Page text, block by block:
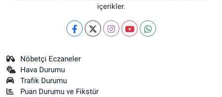
içerikler.
Nöbetçi Eczaneler
Hava Durumu
Trafik Durumu
Puan Durumu ve Fikstür